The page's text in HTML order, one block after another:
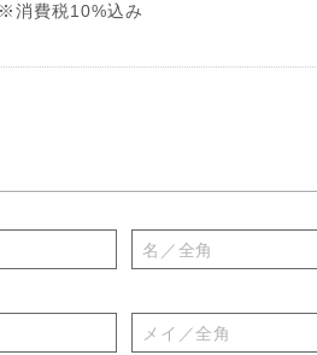
消費税10%込み